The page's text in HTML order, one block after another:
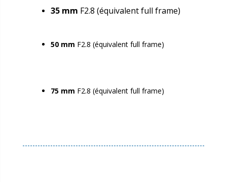
35 mm F2.8 (équivalent full frame)
50 mm F2.8 (équivalent full frame)
75 mm F2.8 (équivalent full frame)